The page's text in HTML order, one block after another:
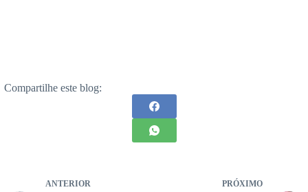
Compartilhe este blog:
ANTERIOR PRÓXIMO